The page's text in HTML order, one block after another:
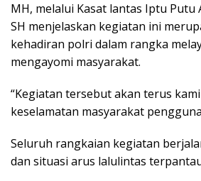
MH, melalui Kasat lantas Iptu Putu
SH menjelaskan kegiatan ini
kehadiran polri dalam rangka
mengayomi masyarakat.
“Kegiatan tersebut akan terus
keselamatan masyarakat
Seluruh rangkaian kegiatan
dan situasi arus lalulintas